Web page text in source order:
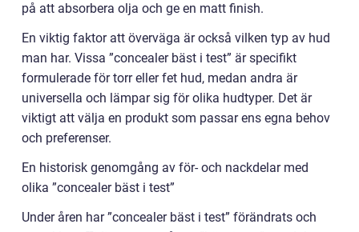
på att absorbera olja och ge en matt finish.
En viktig faktor att överväga är också vilken typ av hud
man har. Vissa ”concealer bäst i test” är specifikt
formulerade för torr eller fet hud, medan andra är
universella och lämpar sig för olika hudtyper. Det är
viktigt att välja en produkt som passar ens egna behov
och preferenser.
En historisk genomgång av för- och nackdelar med
olika ”concealer bäst i test”
Under åren har ”concealer bäst i test” förändrats och